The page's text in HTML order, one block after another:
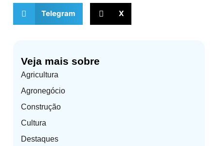
Veja mais sobre
Agricultura
Agronegócio
Construção
Cultura
Destaques
Telegram X